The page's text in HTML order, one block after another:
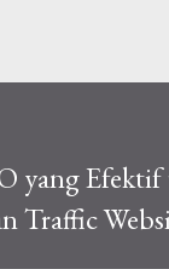
yang
Traffic